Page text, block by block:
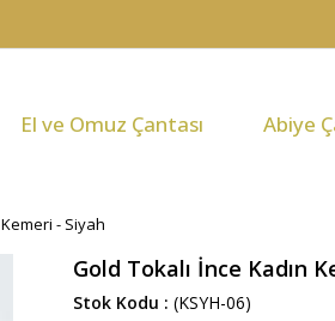
El ve Omuz Çantası Abiye
- Siyah
Gold Tokalı İnce Kadın
Stok Kodu (KSYH-06)